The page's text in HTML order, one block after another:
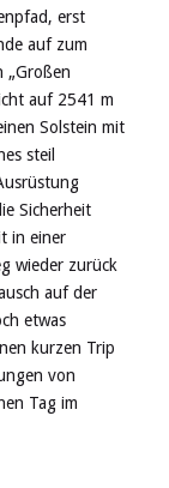
erst
auf zum
„Großen
auf 2541 m
Solstein mit
steil
Sicherheit
in einer
wieder zurück
auf der
etwas
kurzen Trip
von
Tag im